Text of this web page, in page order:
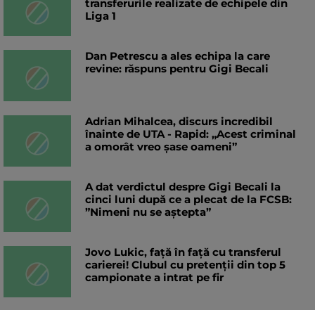
transferurile realizate de echipele din
Liga 1
Dan Petrescu a ales echipa la care
revine: răspuns pentru Gigi Becali
Adrian Mihalcea, discurs incredibil
înainte de UTA - Rapid: „Acest criminal
a omorât vreo șase oameni”
A dat verdictul despre Gigi Becali la
cinci luni după ce a plecat de la FCSB:
”Nimeni nu se aștepta”
Jovo Lukic, față în față cu transferul
carierei! Clubul cu pretenții din top 5
campionate a intrat pe fir